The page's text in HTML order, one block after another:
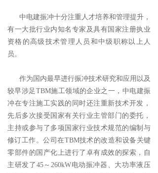
ꄷ 企业要闻
ꄷ 集团新闻
ꄷ 文化理念
ꄷ 党群工作
ꄷ 社会责任
ꄷ 振冲刊物
中电建振冲十分注重人才培养和管理提升，
有一大批行业内知名专家及具有国家注册执业
资格的高级技术管理人员和中级职称以上人
员。
作为国内最早进行振冲技术研究和应用以及
较早涉足TBM施工领域的企业之一，中电建振
冲在专注施工实践的同时还注重新技术开发，
先后多次接受国家有关行业主管部门的委托，
主持或参与了多项国家行业技术规范的编制与
修订工作。公司在TBM技术的改造和设备关键
零部件的国产化上进行了卓有成效的探索，自
主研发了45～260kW电动振冲器、大功率液压